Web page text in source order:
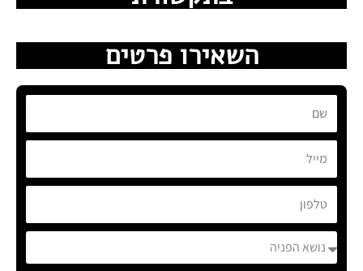
השאירו פרטים
שם
מייל
טלפון
נושא